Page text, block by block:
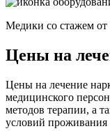
Медики со стажем от
Цены на
Цены на лечение
медицинского
методов терапии, а
условий проживания